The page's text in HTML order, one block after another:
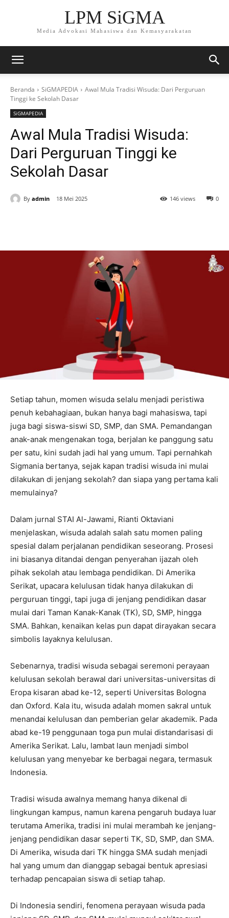
LPM SiGMA
Media Advokasi Mahasiswa dan Kemasyarakatan
Beranda SiGMAPEDIA
Awal Mula Tradisi Wisuda: Dari Perguruan
Tinggi ke Sekolah Dasar
SiGMAPEDIA
Awal Mula Tradisi Wisuda:
Dari Perguruan Tinggi ke
Sekolah Dasar
By admin 18 Mei 2025 0
146 views
Setiap tahun, momen wisuda selalu menjadi peristiwa
penuh kebahagiaan, bukan hanya bagi mahasiswa, tapi
juga bagi siswa-siswi SD, SMP, dan SMA. Pemandangan
anak-anak mengenakan toga, berjalan ke panggung satu
per satu, kini sudah jadi hal yang umum. Tapi pernahkah
Sigmania bertanya, sejak kapan tradisi wisuda ini mulai
dilakukan di jenjang sekolah? dan siapa yang pertama kali
memulainya?
Dalam jurnal STAI Al-Jawami, Rianti Oktaviani
menjelaskan, wisuda adalah salah satu momen paling
spesial dalam perjalanan pendidikan seseorang. Prosesi
ini biasanya ditandai dengan penyerahan ijazah oleh
pihak sekolah atau lembaga pendidikan. Di Amerika
Serikat, upacara kelulusan tidak hanya dilakukan di
perguruan tinggi, tapi juga di jenjang pendidikan dasar
mulai dari Taman Kanak-Kanak (TK), SD, SMP, hingga
SMA. Bahkan, kenaikan kelas pun dapat dirayakan secara
simbolis layaknya kelulusan.
Sebenarnya, tradisi wisuda sebagai seremoni perayaan
kelulusan sekolah berawal dari universitas-universitas di
Eropa kisaran abad ke-12, seperti Universitas Bologna
dan Oxford. Kala itu, wisuda adalah momen sakral untuk
menandai kelulusan dan pemberian gelar akademik. Pada
abad ke-19 penggunaan toga pun mulai distandarisasi di
Amerika Serikat. Lalu, lambat laun menjadi simbol
kelulusan yang menyebar ke berbagai negara, termasuk
Indonesia.
Tradisi wisuda awalnya memang hanya dikenal di
lingkungan kampus, namun karena pengaruh budaya luar
terutama Amerika, tradisi ini mulai merambah ke jenjang-
jenjang pendidikan dasar seperti TK, SD, SMP, dan SMA.
Di Amerika, wisuda dari TK hingga SMA sudah menjadi
hal yang umum dan dianggap sebagai bentuk apresiasi
terhadap pencapaian siswa di setiap tahap.
Di Indonesia sendiri, fenomena perayaan wisuda pada